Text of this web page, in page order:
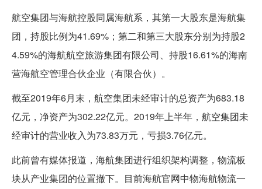
航空集团与海航控股同属海航系，其第一大股东是海航集
团，持股比例为41.69%；第二和第三大股东分别为持股2
4.59%的海航航空旅游集团有限公司、持股16.61%的海南
营海航空管理合伙企业（有限合伙）。
截至2019年6月末，航空集团未经审计的总资产为683.18
亿元，净资产为302.22亿元。2019年上半年，航空集团未
经审计的营业收入为73.83万元，亏损3.76亿元。
此前曾有媒体报道，海航集团进行组织架构调整，物流板
块从产业集团的位置撤下。目前海航官网中物海航物流一